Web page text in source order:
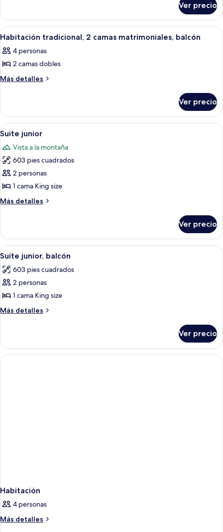
1
cama
King
size,
balcón
tradicional,
cama
size,
balcón
Ver precio
Abrir
todas
las
fotos
de
2
camas
matrimoniales,
balcón
Habitación de hotel con dos camas,
2
Habitación tradicional, 2 camas matrimoniales, balcón
4 personas
2 camas dobles
Más detalles
Más
tradicional,
camas
matrimoniales,
balcón
Ver precio
Abrir
todas
las
fotos
de
Suite
junior
Una habitación de hotel con una
4
Suite junior
Vista a la montaña
603 pies cuadrados
2 personas
1 cama King size
Más detalles
Más
junior
Ver precio
Abrir
todas
las
fotos
de
Suite
Habitación de hotel con cama,
4
Suite junior, balcón
603 pies cuadrados
2 personas
1 cama King size
Más detalles
Más
junior,
balcón
Ver precio
Habitación
4 personas
Más detalles
Más